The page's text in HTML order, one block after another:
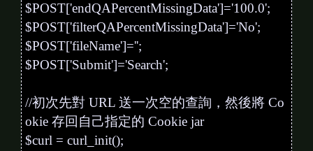
$POST['endQAPercentMissingData']='100.0';
$POST['filterQAPercentMissingData']='No';
$POST['fileName']='';
$POST['Submit']='Search';
//初次先對 URL 送一次空的查詢，然後將 Co
okie 存回自己指定的 Cookie jar
$curl = curl_init();